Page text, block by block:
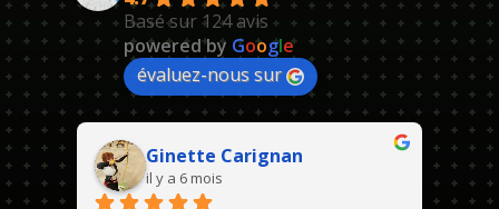
Basé sur 124 avis
powered by Google
évaluez-nous sur
Ginette Carignan
il y a 6 mois